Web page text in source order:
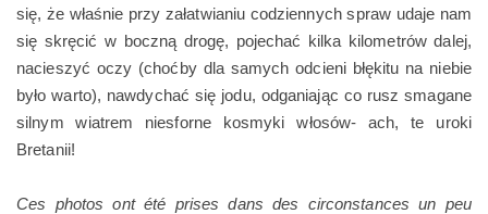
się, że właśnie przy załatwianiu codziennych spraw udaje nam
się skręcić w boczną drogę, pojechać kilka kilometrów dalej,
nacieszyć oczy (choćby dla samych odcieni błękitu na niebie
było warto), nawdychać się jodu, odganiając co rusz smagane
silnym wiatrem niesforne kosmyki włosów- ach, te uroki
Bretanii!
Ces photos ont été prises dans des circonstances un peu